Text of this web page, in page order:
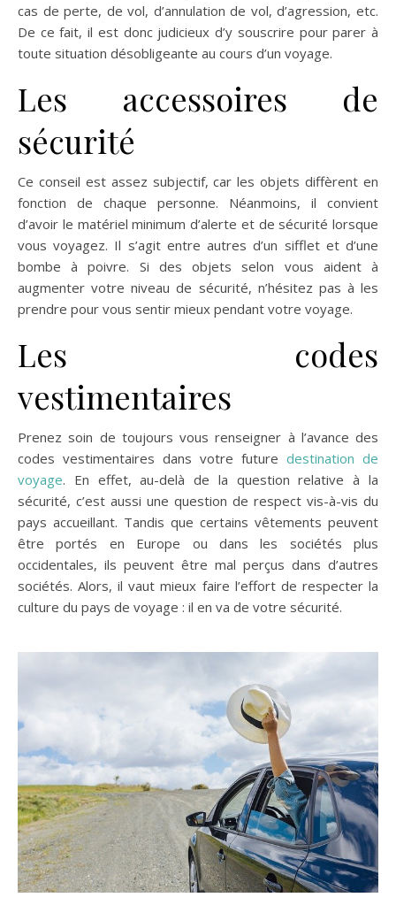
cas de perte, de vol, d’annulation de vol, d’agression, etc.
De ce fait, il est donc judicieux d’y souscrire pour parer à
toute situation désobligeante au cours d’un voyage.
Les accessoires de
sécurité
Ce conseil est assez subjectif, car les objets diffèrent en
fonction de chaque personne. Néanmoins, il convient
d’avoir le matériel minimum d’alerte et de sécurité lorsque
vous voyagez. Il s’agit entre autres d’un sifflet et d’une
bombe à poivre. Si des objets selon vous aident à
augmenter votre niveau de sécurité, n’hésitez pas à les
prendre pour vous sentir mieux pendant votre voyage.
Les codes
vestimentaires
Prenez soin de toujours vous renseigner à l’avance des
codes vestimentaires dans votre future destination de
voyage. En effet, au-delà de la question relative à la
sécurité, c’est aussi une question de respect vis-à-vis du
pays accueillant. Tandis que certains vêtements peuvent
être portés en Europe ou dans les sociétés plus
occidentales, ils peuvent être mal perçus dans d’autres
sociétés. Alors, il vaut mieux faire l’effort de respecter la
culture du pays de voyage : il en va de votre sécurité.